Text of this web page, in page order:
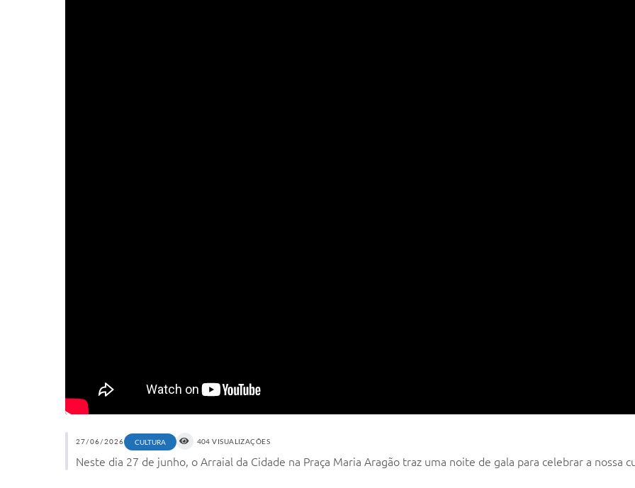
27/06/2026 CULTURA 404 VISUALIZAÇÕES
Neste dia 27 de junho, o Arraial da Cidade na Praça Maria Aragão traz uma noite de gala para celebrar a nossa